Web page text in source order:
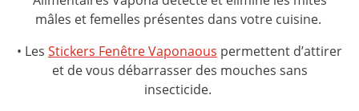
mâles et femelles présentes dans votre cuisine.
• Les Stickers Fenêtre Vaponaous permettent d’attirer
et de vous débarrasser des mouches sans
insecticide.